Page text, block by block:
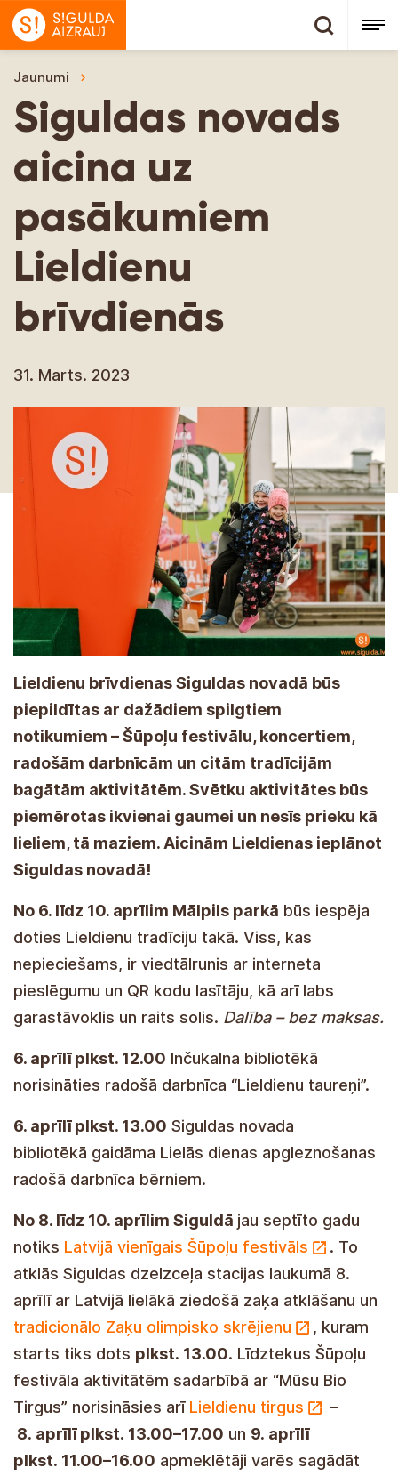
Jaunumi
Siguldas novads
aicina uz
pasākumiem
Lieldienu
brīvdienās
31. Marts. 2023
Lieldienu brīvdienas Siguldas novadā būs
piepildītas ar dažādiem spilgtiem
notikumiem – Šūpoļu festivālu, koncertiem,
radošām darbnīcām un citām tradīcijām
bagātām aktivitātēm. Svētku aktivitātes būs
piemērotas ikvienai gaumei un nesīs prieku kā
lieliem, tā maziem. Aicinām Lieldienas ieplānot
Siguldas novadā!
No 6. līdz 10. aprīlim Mālpils parkā būs iespēja
doties Lieldienu tradīciju takā. Viss, kas
nepieciešams, ir viedtālrunis ar interneta
pieslēgumu un QR kodu lasītāju, kā arī labs
garastāvoklis un raits solis. Dalība – bez maksas.
6. aprīlī plkst. 12.00 Inčukalna bibliotēkā
norisināties radošā darbnīca “Lieldienu taureņi”.
6. aprīlī plkst. 13.00 Siguldas novada
bibliotēkā gaidāma Lielās dienas apgleznošanas
radošā darbnīca bērniem.
No 8. līdz 10. aprīlim Siguldā jau septīto gadu
notiks Latvijā vienīgais Šūpoļu festivāls
. To
atklās Siguldas dzelzceļa stacijas laukumā 8.
aprīlī ar Latvijā lielākā ziedošā zaķa atklāšanu un
tradicionālo Zaķu olimpisko skrējienu
, kuram
starts tiks dots plkst. 13.00. Līdztekus Šūpoļu
festivāla aktivitātēm sadarbībā ar “Mūsu Bio
Tirgus” norisināsies arī Lieldienu tirgus
–
8. aprīlī plkst. 13.00–17.00 un 9. aprīlī
plkst. 11.00–16.00 apmeklētāji varēs sagādāt